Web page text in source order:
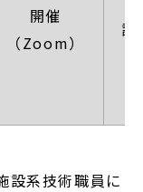
開催
（Zoom）
詳
設系技術職員に